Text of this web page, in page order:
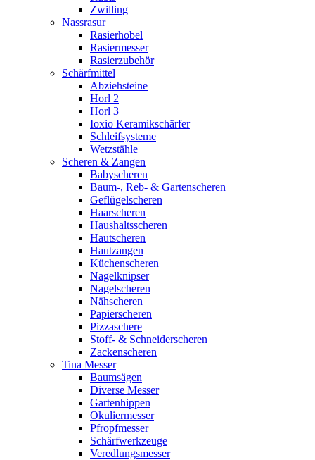
Zwilling
Nassrasur
Rasierhobel
Rasiermesser
Rasierzubehör
Schärfmittel
Abziehsteine
Horl 2
Horl 3
Ioxio Keramikschärfer
Schleifsysteme
Wetzstähle
Scheren & Zangen
Babyscheren
Baum-, Reb- & Gartenscheren
Geflügelscheren
Haarscheren
Haushaltsscheren
Hautscheren
Hautzangen
Küchenscheren
Nagelknipser
Nagelscheren
Nähscheren
Papierscheren
Pizzaschere
Stoff- & Schneiderscheren
Zackenscheren
Tina Messer
Baumsägen
Diverse Messer
Gartenhippen
Okuliermesser
Pfropfmesser
Schärfwerkzeuge
Veredlungsmesser